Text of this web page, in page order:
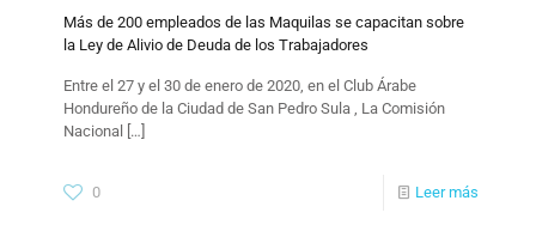
Más de 200 empleados de las Maquilas se capacitan sobre
la Ley de Alivio de Deuda de los Trabajadores
Entre el 27 y el 30 de enero de 2020, en el Club Árabe
Hondureño de la Ciudad de San Pedro Sula , La Comisión
Nacional
[…]
0 Leer más